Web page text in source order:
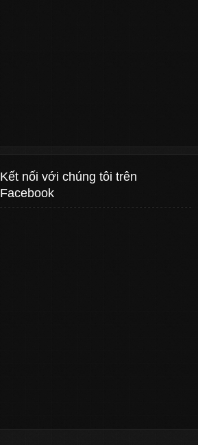
Kết nối với chúng tôi trên
Facebook